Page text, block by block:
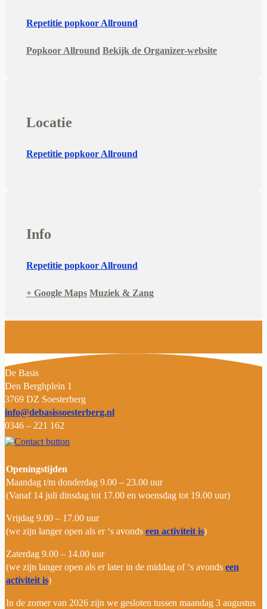
Repetitie popkoor Allround
Popkoor Allround Bekijk de Organizer-website
Locatie
Repetitie popkoor Allround
Info
Repetitie popkoor Allround
+ Google Maps Muziek & Zang
De Basis
Den Berghplein 1
3769 DZ Soesterberg
info@debasissoesterberg.nl
0346 – 221 162
Openingstijden
Maandag t/m donderdag 9.00 – 23.00 uur
(Vanaf 14 juli dinsdag tot 17.00 en woensdag tot 19.00 uur)
Vrijdag 9.00 – 17.00 uur
(we zijn langer open als er ‘s avonds een activiteit is)
Zaterdag 9.00 – 14.00 uur
(we zijn langer open als er later in de middag of ‘s avonds een
activiteit is)
In de zomer van 2026 zijn we gesloten tussen maandag 3 augustus